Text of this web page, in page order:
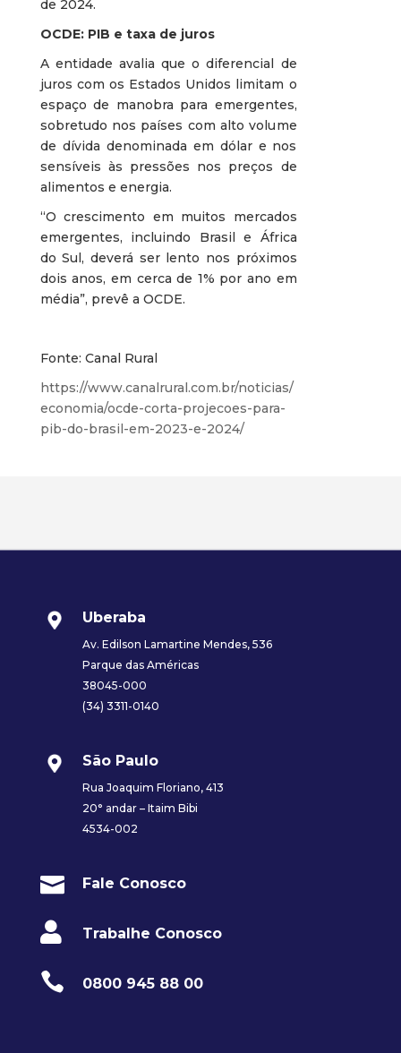
de 2024.
OCDE: PIB e taxa de juros
A entidade avalia que o diferencial de
juros com os Estados Unidos limitam o
espaço de manobra para emergentes,
sobretudo nos países com alto volume
de dívida denominada em dólar e nos
sensíveis às pressões nos preços de
alimentos e energia.
“O crescimento em muitos mercados
emergentes, incluindo Brasil e África
do Sul, deverá ser lento nos próximos
dois anos, em cerca de 1% por ano em
média”, prevê a OCDE.
Fonte: Canal Rural
https://www.canalrural.com.br/noticias/
economia/ocde-corta-projecoes-para-
pib-do-brasil-em-2023-e-2024/
Uberaba
Av. Edilson Lamartine Mendes, 536
Parque das Américas
38045-000
(34) 3311-0140
São Paulo
Rua Joaquim Floriano, 413
20° andar – Itaim Bibi
4534-002
 Fale Conosco
 Trabalhe Conosco
 0800 945 88 00